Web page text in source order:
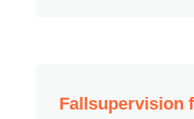
Fallsupervision